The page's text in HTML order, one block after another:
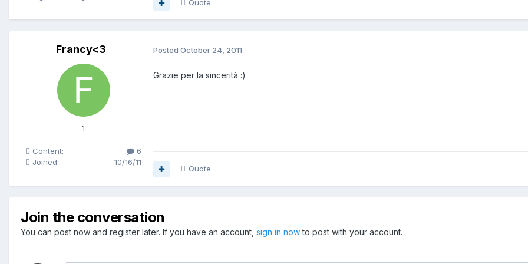
Quote
Francy<3
1
Content:
6
Joined:
10/16/11
Posted October 24, 2011
Grazie per la sincerità :)
Quote
Join the conversation
You can post now and register later. If you have an account, sign in nowto post with your account.